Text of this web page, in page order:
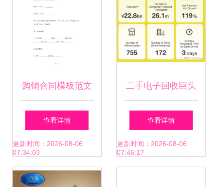
购销合同模板范文
电子版word原材料
商品买卖产品销售
订货
查看详情
更新时间：2026-08-06
07:34:03
二手电子回收巨头
rere上市首日大涨
23%，引领绿色消
查看详情
更新时间：2026-08-06
07:46:17